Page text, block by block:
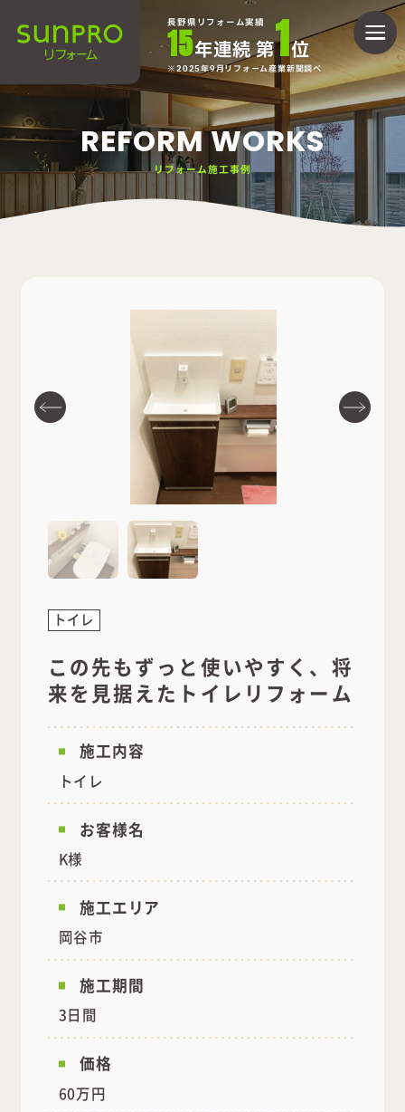
長野県リフォーム実績
15年連続 第1位
2025年9月リフォーム産業新聞調べ
REFORM WORKS
リフォーム施工事例
トイレ
この先もずっと使いやすく、将
来を見据えたトイレリフォーム
施工内容
トイレ
お客様名
K様
施工エリア
岡谷市
施工期間
3日間
価格
60万円